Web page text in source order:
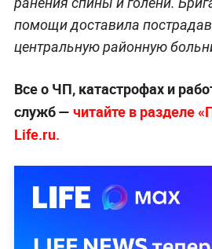
помощи доставила
центральную районную
Все о ЧП, катастрофах и
служб — читайте в разделе
Life.ru.